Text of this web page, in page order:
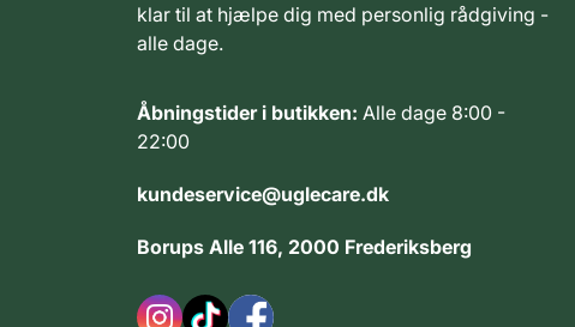
klar til at hjælpe dig med personlig rådgiving -
alle dage.
Åbningstider i butikken: Alle dage 8:00 -
22:00
kundeservice@uglecare.dk
Borups Alle 116, 2000 Frederiksberg